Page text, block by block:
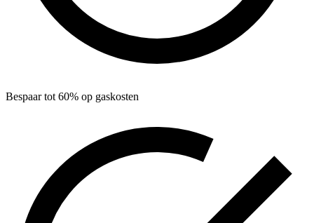
Bespaar tot 60% op gaskosten